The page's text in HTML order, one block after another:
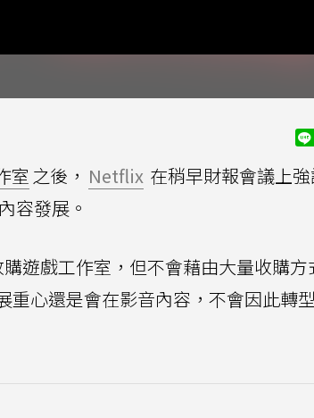
室 之後， Netflix 在稍早財報會議上
容發展。
遊戲工作室，但不會藉由大量收購方
心還是會在影音內容，不會因此轉